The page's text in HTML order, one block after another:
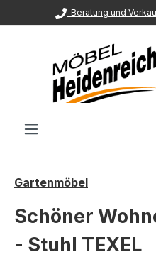
Zum Hauptinhalt springen
Beratung und
Gartenmöbel
Schöner
- Stuhl TEXEL